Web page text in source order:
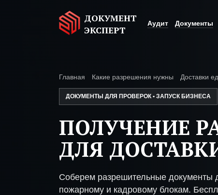
ДОКУМЕНТ
ЭКСПЕРТ
Аудит Документы
Главная Какие разрешения нужны Доставки
ДОКУМЕНТЫ ДЛЯ ПРОВЕРОК • ЗАПУСК БИЗНЕСА
ПОЛУЧЕНИЕ
ДЛЯ
Соберем разрешительные документы
пожарному и кадровому блокам.